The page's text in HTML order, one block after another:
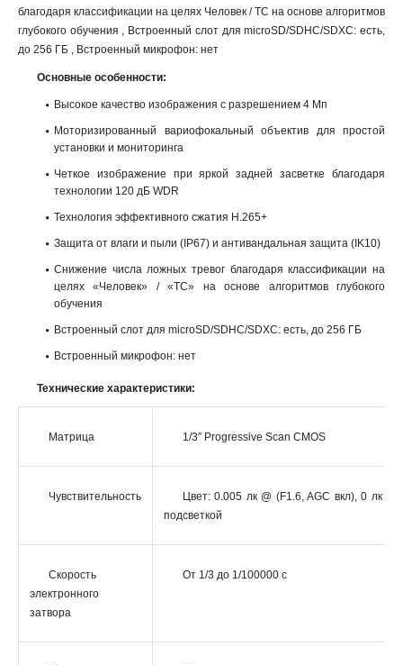
благодаря классификации на целях Человек / ТС на основе алгоритмов
глубокого обучения , Встроенный слот для microSD/SDHC/SDXC: есть,
до 256 ГБ , Встроенный микрофон: нет
Основные особенности:
Высокое качество изображения с разрешением 4 Мп
Моторизированный вариофокальный объектив для простой
установки и мониторинга
Четкое изображение при яркой задней засветке благодаря
технологии 120 дБ WDR
Технология эффективного сжатия H.265+
Защита от влаги и пыли (IP67) и антивандальная защита (IK10)
Снижение числа ложных тревог благодаря классификации на
целях «Человек» / «ТС» на основе алгоритмов глубокого
обучения
Встроенный слот для microSD/SDHC/SDXC: есть, до 256 ГБ
Встроенный микрофон: нет
Технические характеристики:
Матрица 1/3″ Progressive Scan CMOS
Чувствительность
Цвет: 0.005 лк @ (F1.6, AGC вкл), 0 лк с
подсветкой
Скорость
электронного
затвора
От 1/3 до 1/100000 с